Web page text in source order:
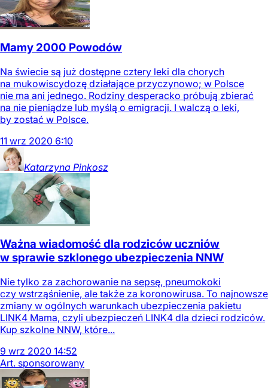
Mamy 2000 Powodów
Na świecie są już dostępne cztery leki dla chorych
na mukowiscydozę działające przyczynowo; w Polsce
nie ma ani jednego. Rodziny desperacko próbują zbierać
na nie pieniądze lub myślą o emigracji. I walczą o leki,
by zostać w Polsce.
11 wrz 2020 6:10
Katarzyna Pinkosz
Ważna wiadomość dla rodziców uczniów
w sprawie szklonego ubezpieczenia NNW
Nie tylko za zachorowanie na sepsę, pneumokoki
czy wstrząśnienie, ale także za koronowirusa. To najnowsze
zmiany w ogólnych warunkach ubezpieczenia pakietu
LINK4 Mama, czyli ubezpieczeń LINK4 dla dzieci rodziców.
Kup szkolne NNW, które...
9 wrz 2020 14:52
Art. sponsorowany